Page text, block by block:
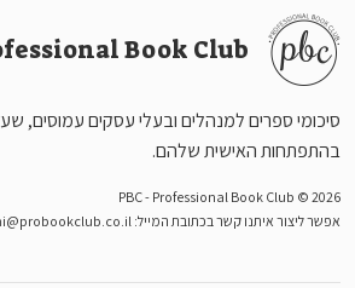
Book Club
סיכומי ספרים למנהלים ובעלי עסקים עמוסים,
בהתפתחות האישית שלהם.
PBC - Professional Book Club © 2026
אפשר ליצור איתנו קשר בכתובת המייל: